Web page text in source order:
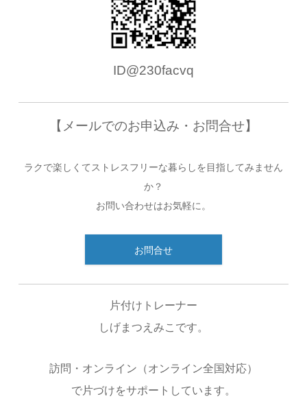
ID@230facvq
【メールでのお申込み・お問合せ】
ラクで楽しくてストレスフリーな暮らしを目指してみません
か？
お問い合わせはお気軽に。
お問合せ
片付けトレーナー
しげまつえみこです。
訪問・オンライン（オンライン全国対応）
で片づけをサポートしています。